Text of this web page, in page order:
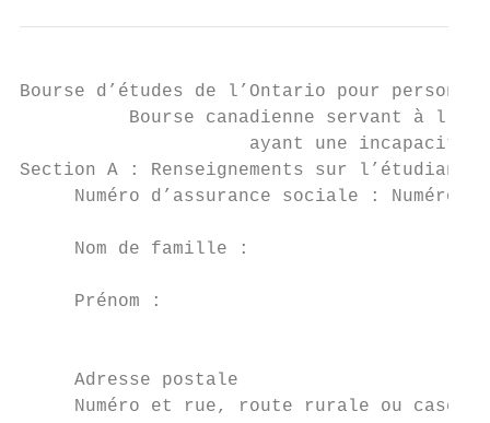
Bourse d’études de l’Ontario pour personnes
Bourse canadienne servant à
ayant une incapacité
Section A : Renseignements sur
Numéro d’assurance sociale : Numéro
     Nom de famille :
Prénom :
     Adresse postale
Numéro et rue, route rurale ou case